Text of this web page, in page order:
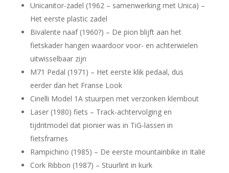
Unicanitor-zadel (1962 – samenwerking met Unica) –
Het eerste plastic zadel
Bivalente naaf (1960?) – De pion blijft aan het
fietskader hangen waardoor voor- en achterwielen
uitwisselbaar zijn
M71 Pedal (1971) – Het eerste klik pedaal, dus
eerder dan het Franse Look
Cinelli Model 1A stuurpen met verzonken klembout
Laser (1980) fiets – Track-achtervolging en
tijdritmodel dat pionier was in TiG-lassen in
fietsframes
Rampichino (1985) – De eerste mountainbike in Italië
Cork Ribbon (1987) – Stuurlint in kurk